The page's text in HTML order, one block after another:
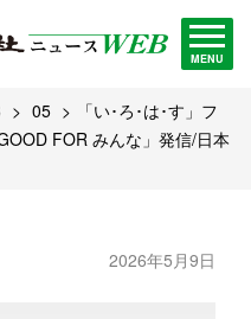
MENU
05
「い･ろ･は･す」フ
FOR みんな」発信/日本
2026年5月9日